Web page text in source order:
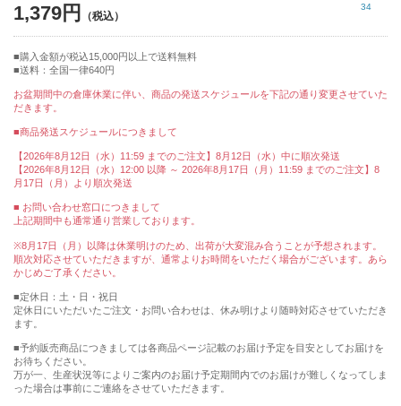
34
1,379円
購入金額が税込15,000円以上で送料無料
送料：全国一律640円
お盆期間中の倉庫休業に伴い、商品の発送スケジュールを下記の通り変更させていた
だきます。
■商品発送スケジュールにつきまして
【2026年8月12日（水）11:59 までのご注文】8月12日（水）中に順次発送
【2026年8月12日（水）12:00 以降 ～ 2026年8月17日（月）11:59 までのご注文】8
月17日（月）より順次発送
■ お問い合わせ窓口につきまして
上記期間中も通常通り営業しております。
※8月17日（月）以降は休業明けのため、出荷が大変混み合うことが予想されます。
順次対応させていただきますが、通常よりお時間をいただく場合がございます。あら
かじめご了承ください。
■定休日：土・日・祝日
定休日にいただいたご注文・お問い合わせは、休み明けより随時対応させていただき
ます。
■予約販売商品につきましては各商品ページ記載のお届け予定を目安としてお届けを
お待ちください。
万が一、生産状況等によりご案内のお届け予定期間内でのお届けが難しくなってしま
った場合は事前にご連絡をさせていただきます。